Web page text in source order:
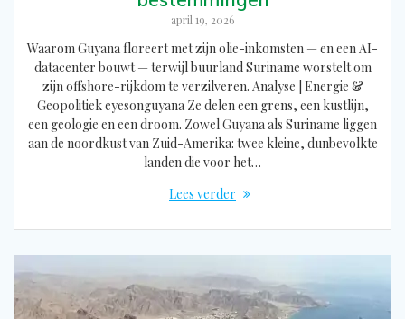
april 19, 2026
Waarom Guyana floreert met zijn olie-inkomsten — en een AI-
datacenter bouwt — terwijl buurland Suriname worstelt om
zijn offshore-rijkdom te verzilveren. Analyse | Energie &
Geopolitiek eyesonguyana Ze delen een grens, een kustlijn,
een geologie en een droom. Zowel Guyana als Suriname liggen
aan de noordkust van Zuid-Amerika: twee kleine, dunbevolkte
landen die voor het…
Lees verder